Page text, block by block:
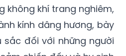
không khí trang nghiêm,
kính dâng hương, bày
đối với những người